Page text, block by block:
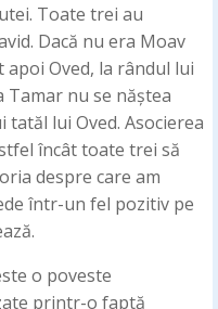
Toate trei au
Dacă nu era Moav
apoi Oved, la rândul lui
Tamar nu se năștea
lui Oved. Asocierea
încât toate trei să
despre care am
într-un fel pozitiv pe
o poveste
printr-o faptă